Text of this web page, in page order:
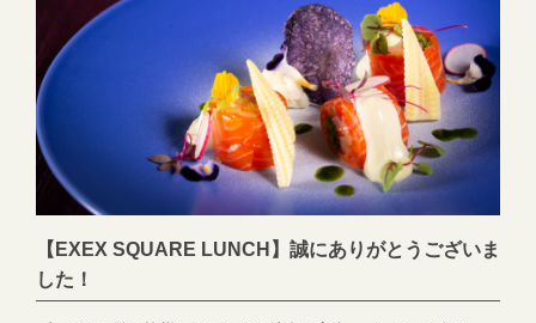
2066 ●―○―●―○―●―○―●―○―●―○―●―○―●―○―●EXEX
PARTYではEXEX GARDEN・EXEX SUITES・EXEX SQUAREの
3つの結婚式場で叶う自由自在なパーティーをご提案お問い合わせ
やご予約は下記よりお気軽にご連絡くださいませ 営業時間：
11:00〜19:00 (パーティーは22:00まで)定休日：水曜日(祝日は営
業)TEL:058-214-2066(宴会直通) ～住所一覧～エグゼクススイー
ツ：岐阜県岐阜市玉森町1-1エグゼクスガーデン：岐阜県岐阜市日
い合わせhttps://exexparty.jp/contact/▼各会場へのアクセス
https://exexparty.jp/access/
【EXEX SQUARE LUNCH】誠にありがとうございま
した！